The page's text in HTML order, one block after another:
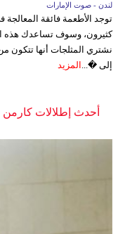
لندن - صوت الإمارات
توجد الأطعمة فائقة
كثيرون، وسوف تساعدك هذه
نشتري المثلجات أنها تتكون
إلى �... المزيد
أحدث إطلالات